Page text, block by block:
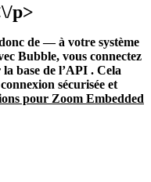
p>
de— à votre système
Bubble, vous connectez
la base de l’API . Cela
sécurisée et
pour Zoom Embedded